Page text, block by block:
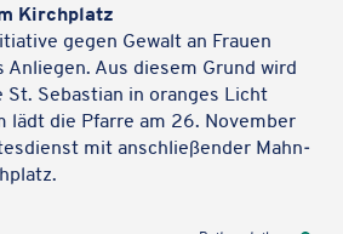
Kirchplatz
gegen Gewalt an Frauen
Aus diesem Grund wird
Sebas­tian in oranges Licht
lädt die Pfarre am 26. Novem­ber
mit anschlie­ßen­der Mahn­
zulassen
Maps, um Karten auf unserer Website
finden Sie in unserem Datenschutz.